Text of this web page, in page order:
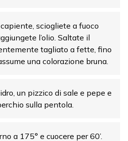
sciogliete a fuoco
l’olio. Saltate il
tagliato a fette, fino
una colorazione bruna.
un pizzico di sale e pepe e
sulla pentola.
a 175° e cuocere per 60’.